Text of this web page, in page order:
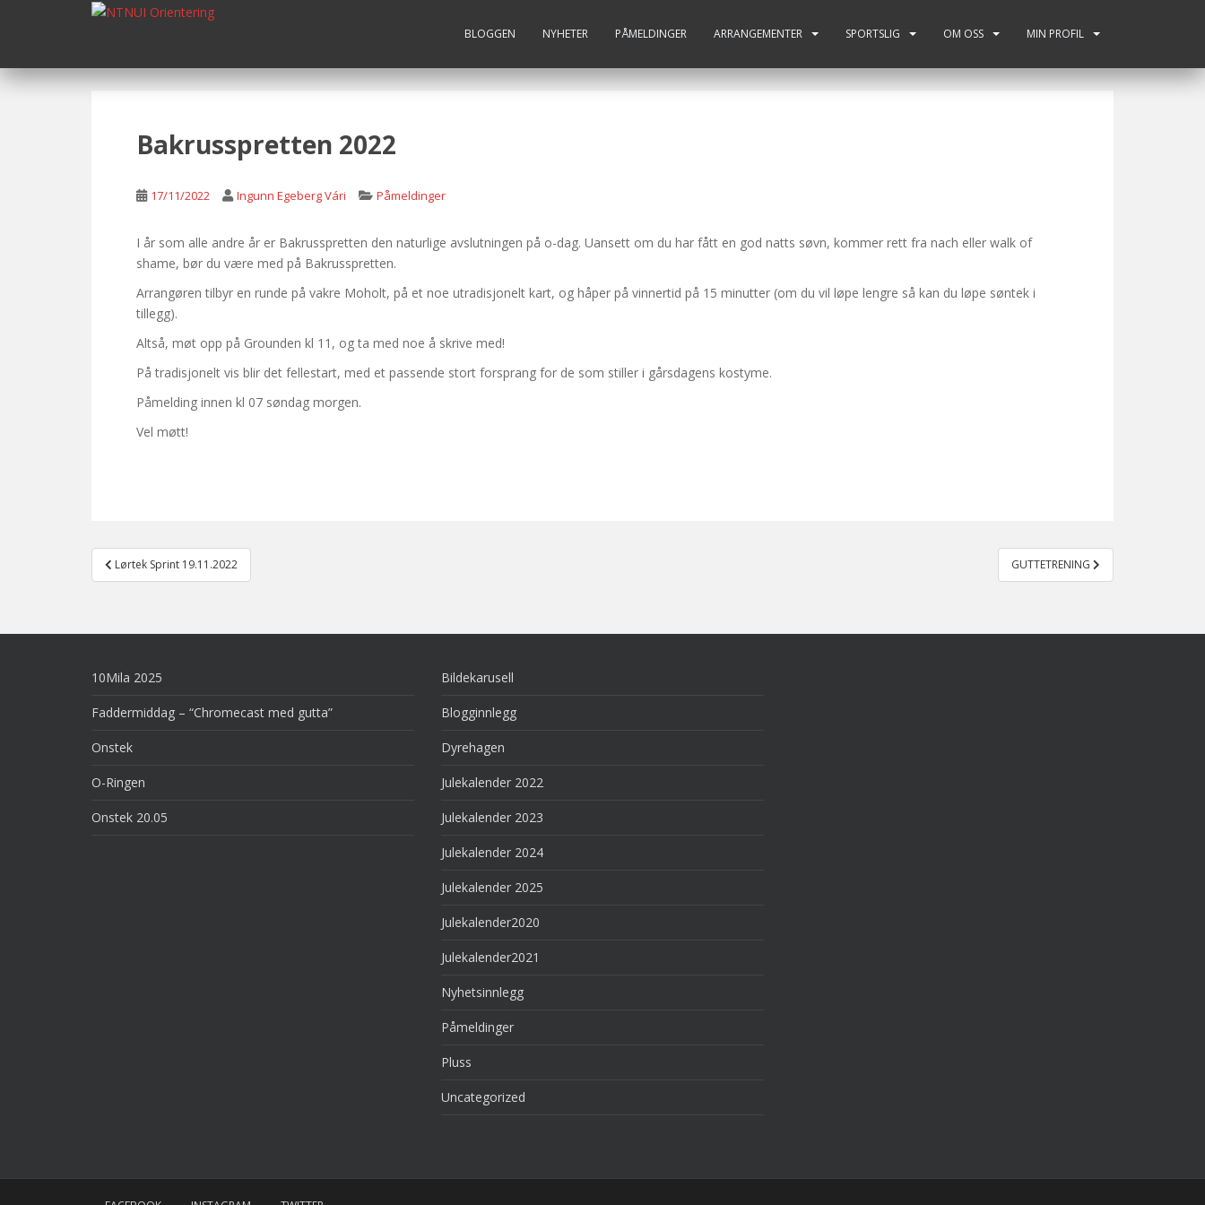
p
BLOGGEN NYHETER PÅMELDINGER ARRANGEMENTER SPORTSLIG OM OSS MIN PROFIL
Bakrusspretten 2022
17/11/2022 Ingunn Egeberg Vári Påmeldinger
I år som alle andre år er Bakrusspretten den naturlige avslutningen på o-dag. Uansett om du har fått en god natts søvn, kommer rett fra nach eller walk of
shame, bør du være med på Bakrusspretten.
Arrangøren tilbyr en runde på vakre Moholt, på et noe utradisjonelt kart, og håper på vinnertid på 15 minutter (om du vil løpe lengre så kan du løpe søntek i
tillegg).
Altså, møt opp på Grounden kl 11, og ta med noe å skrive med!
På tradisjonelt vis blir det fellestart, med et passende stort forsprang for de som stiller i gårsdagens kostyme.
Påmelding innen kl 07 søndag morgen.
Vel møtt!
Post
navigation
Lørtek Sprint 19.11.2022 GUTTETRENING
10Mila 2025
Faddermiddag – “Chromecast med gutta”
Onstek
O-Ringen
Onstek 20.05
Bildekarusell
Blogginnlegg
Dyrehagen
Julekalender 2022
Julekalender 2023
Julekalender 2024
Julekalender 2025
Julekalender2020
Julekalender2021
Nyhetsinnlegg
Påmeldinger
Pluss
Uncategorized